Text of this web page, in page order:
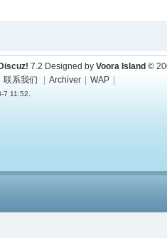
Discuz! 7.2 Designed by Voora Island ©
联系我们 Archiver WAP
7 11:52.